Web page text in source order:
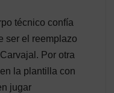
técnico confía
ser el reemplazo
Por otra
la plantilla con
jugar